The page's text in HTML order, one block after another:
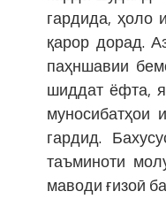
гардида, ҳоло
қарор дорад.
паҳншавии
шиддат ёфта,
муносибатҳои
гардид.
таъминоти
маводи ғизоӣ